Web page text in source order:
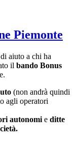
Piemonte
aiuto a chi ha
il bando Bonus
(non andrà quindi
agli operatori
autonomi e ditte